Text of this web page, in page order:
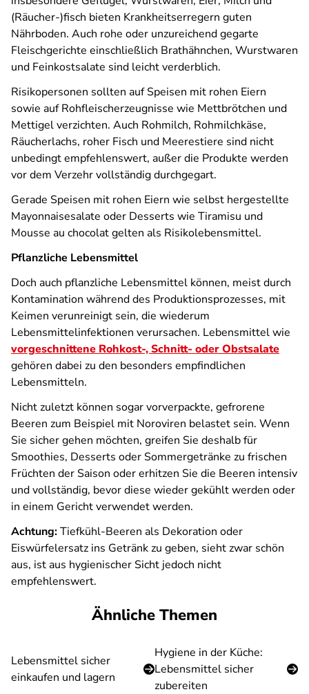
(Räucher-)fisch bieten Krankheitserregern guten
Nährboden. Auch rohe oder unzureichend gegarte
Fleischgerichte einschließlich Brathähnchen, Wurstwaren
und Feinkostsalate sind leicht verderblich.
Risikopersonen sollten auf Speisen mit rohen Eiern
sowie auf Rohfleischerzeugnisse wie Mettbrötchen und
Mettigel verzichten. Auch Rohmilch, Rohmilchkäse,
Räucherlachs, roher Fisch und Meerestiere sind nicht
unbedingt empfehlenswert, außer die Produkte werden
vor dem Verzehr vollständig durchgegart.
Gerade Speisen mit rohen Eiern wie selbst hergestellte
Mayonnaisesalate oder Desserts wie Tiramisu und
Mousse au chocolat gelten als Risikolebensmittel.
Pflanzliche Lebensmittel
Doch auch pflanzliche Lebensmittel können, meist durch
Kontamination während des Produktionsprozesses, mit
Keimen verunreinigt sein, die wiederum
Lebensmittelinfektionen verursachen. Lebensmittel wie
vorgeschnittene Rohkost-, Schnitt- oder Obstsalate
gehören dabei zu den besonders empfindlichen
Lebensmitteln.
Nicht zuletzt können sogar vorverpackte, gefrorene
Beeren zum Beispiel mit Noroviren belastet sein. Wenn
Sie sicher gehen möchten, greifen Sie deshalb für
Smoothies, Desserts oder Sommergetränke zu frischen
Früchten der Saison oder erhitzen Sie die Beeren intensiv
und vollständig, bevor diese wieder gekühlt werden oder
in einem Gericht verwendet werden.
Achtung:Tiefkühl-Beeren als Dekoration oder
Eiswürfelersatz ins Getränk zu geben, sieht zwar schön
aus, ist aus hygienischer Sicht jedoch nicht
empfehlenswert.
Ähnliche Themen
Lebensmittel sicher
einkaufen und lagern
Hygiene in der Küche:
Lebensmittel sicher
zubereiten